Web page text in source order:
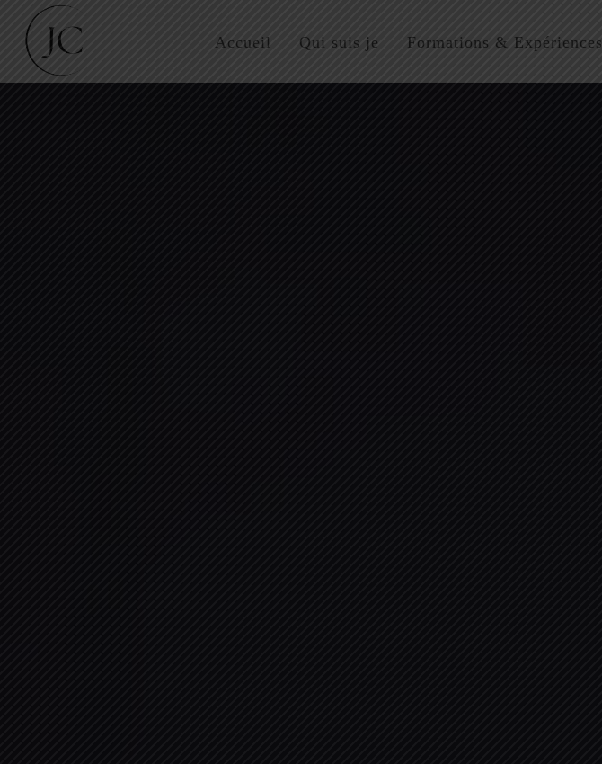
Accueil Qui suis je Formations & Expériences